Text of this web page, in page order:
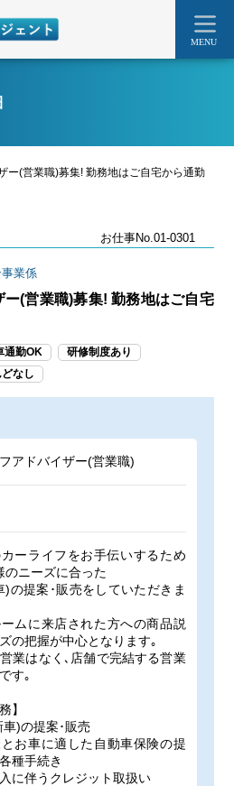
MENU
ー(営業職)募集! 勤務地はご自宅から通勤
お仕事No.01-0301
業係
(営業職)募集! 勤務地はご自宅
通勤OK
研修制度あり
なし
アドバイザー(営業職)
ーライフをお手伝いするため
のニーズに合った
)の提案･販売をしていただきま
ムに来店された方への商品説
の把握が中心となります｡
業はなく､店舗で完結する営業
す｡
】
車)の提案･販売
とお車に適した自動車保険の提
種手続き
に伴うクレジット取扱い